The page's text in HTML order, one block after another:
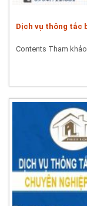
Dịch vụ thông tắc
Contents Tham